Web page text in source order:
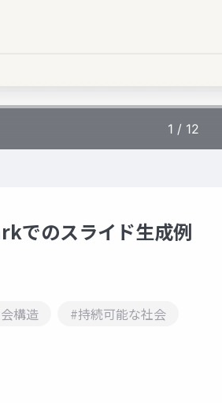
でのスライド生成例
構造 #持続可能な社会